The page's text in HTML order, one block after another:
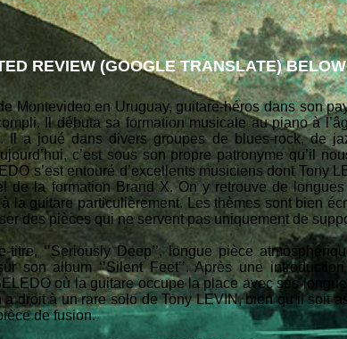
REVIEW (GOOGLE TRANSLATE)
Montevideo en Uruguay, guitare-héros dans son
Il débuta sa formation musicale au piano à
Il a joué dans divers groupes de blues-rock, de
c’est sous son propre patronyme qu’il
s’est entouré d’excellents musiciens dont Tony
de la formation Brand X. On y retrouve de
la guitare particulièrement. Les thèmes sont bien
des pièces qui ne servent pas uniquement de
‘’Seriously Deep’’, longue pièce
son album ‘’Silent Feet’’. Après une
où la guitare occupe la place avec ses
droit à un rare solo de Tony LEVIN, bien qu’il soit
de fusion.